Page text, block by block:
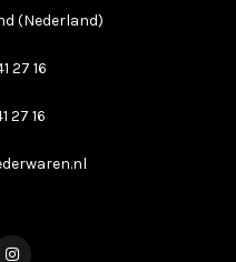
(Nederland)
27 16
27 16